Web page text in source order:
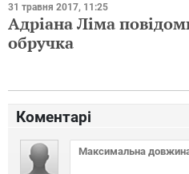
31 травня 2017, 11:25
Адріана Ліма
обручка
Коментарі